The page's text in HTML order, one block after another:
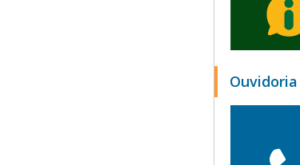
Ouvidoria